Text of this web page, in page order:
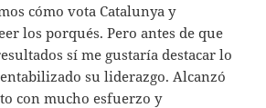
cómo vota Catalunya y
los porqués. Pero antes de que
sí me gustaría destacar lo
su liderazgo. Alcanzó
con mucho esfuerzo y